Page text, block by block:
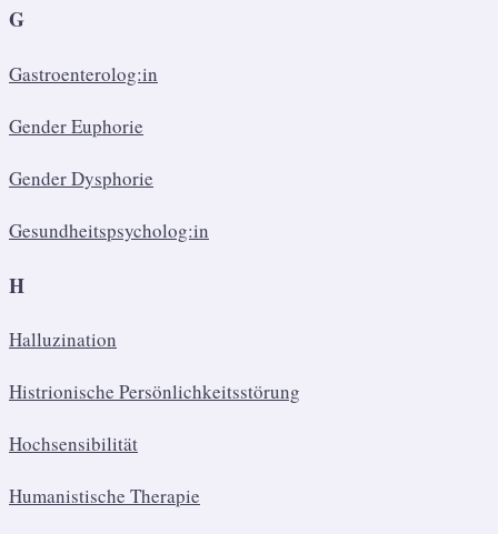
G
Gastroenterolog:in
Gender Euphorie
Gender Dysphorie
Gesundheitspsycholog:in
​H
Halluzination
Histrionische Persönlichkeitsstörung
Hochsensibilität
Humanistische Therapie